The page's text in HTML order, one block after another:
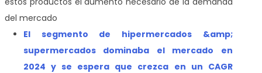
del mercado
El segmento de hipermercados &amp;
supermercados dominaba el mercado en
2024 y se espera que crezca en un CAGR